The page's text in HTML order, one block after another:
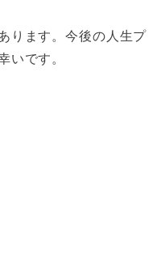
ります。今後の人生プ
いです。